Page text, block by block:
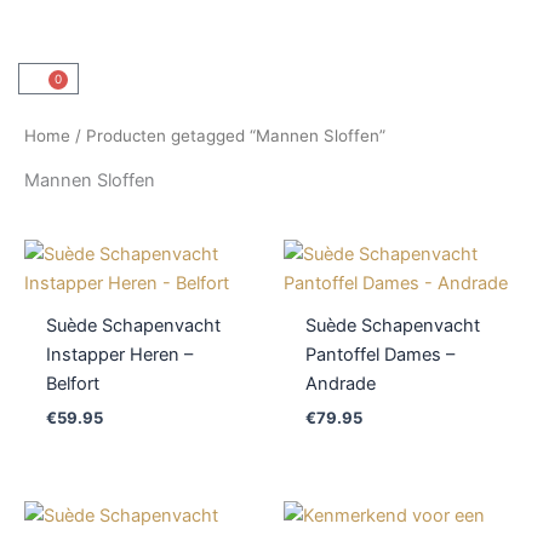
inhoud
0
Winkelwagen
Home / Producten getagged “Mannen Sloffen”
Mannen Sloffen
Suède Schapenvacht
Instapper Heren –
Belfort
€59.95
Suède Schapenvacht
Pantoffel Dames –
Andrade
€79.95